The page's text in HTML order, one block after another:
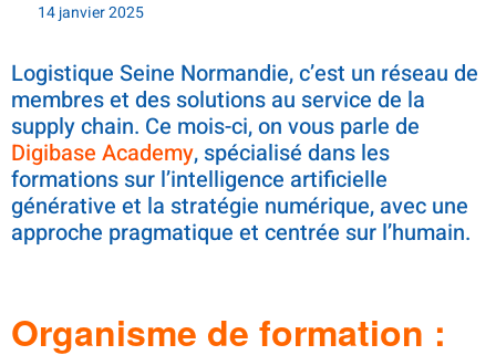
14 janvier 2025
Logistique Seine Normandie, c’est un réseau de
membres et des solutions au service de la
supply chain. Ce mois-ci, on vous parle de
Digibase Academy, spécialisé dans les
formations sur l’intelligence artificielle
générative et la stratégie numérique, avec une
approche pragmatique et centrée sur l’humain.
Organisme de formation :